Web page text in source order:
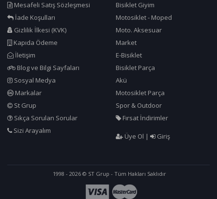
Mesafeli Satış Sözleşmesi
İade Koşulları
Gizlilik İlkesi (KVK)
Kapıda Ödeme
İletişim
Blog ve Bilgi Sayfaları
Sosyal Medya
Markalar
St Grup
Sıkça Sorulan Sorular
Sizi Arayalım
Bisiklet Giyim
Motosiklet - Moped
Moto. Aksesuar
Market
E-Bisiklet
Bisiklet Parça
Akü
Motosiklet Parça
Spor & Outdoor
Fırsat İndirimler
Üye Ol | Giriş
1998 - 2026 © ST Grup - Tüm Hakları Saklıdır